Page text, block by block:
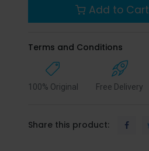
Add to Cart
Terms and Conditions
100% Original Free Delivery
Share this product: